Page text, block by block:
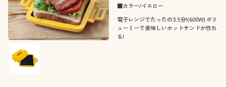
■カラー/イエロー
電子レンジでたったの3.5分!(600W) ボリ
ューミーで美味しいホットサンドが作れ
る!